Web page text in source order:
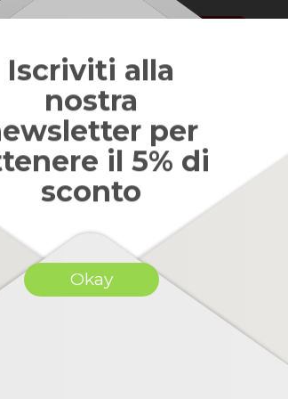
Politiche per le spedizioni
recenti virus che potrebbero rallentare il pc.
Iscriviti alla
nostra
per
il 5% di
sconto
Okay